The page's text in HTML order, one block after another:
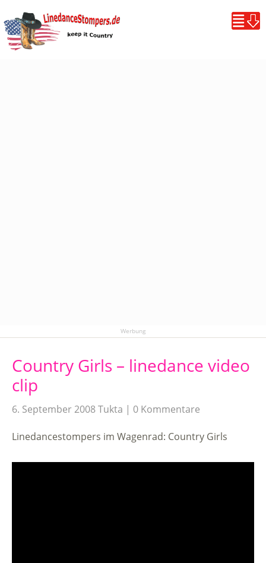
Werbung
Country Girls – linedance video
clip
6. September 2008Tukta 0 Kommentare
Linedancestompers im Wagenrad: Country Girls